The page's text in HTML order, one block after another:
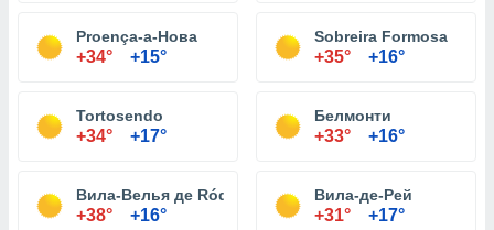
Proença-а-Нова
+34° +15°
Sobreira Formosa
+35° +16°
Tortosendo
+34° +17°
Белмонти
+33° +16°
Вила-Велья де Ródão
+38° +16°
Вила-де-Рей
+31° +17°